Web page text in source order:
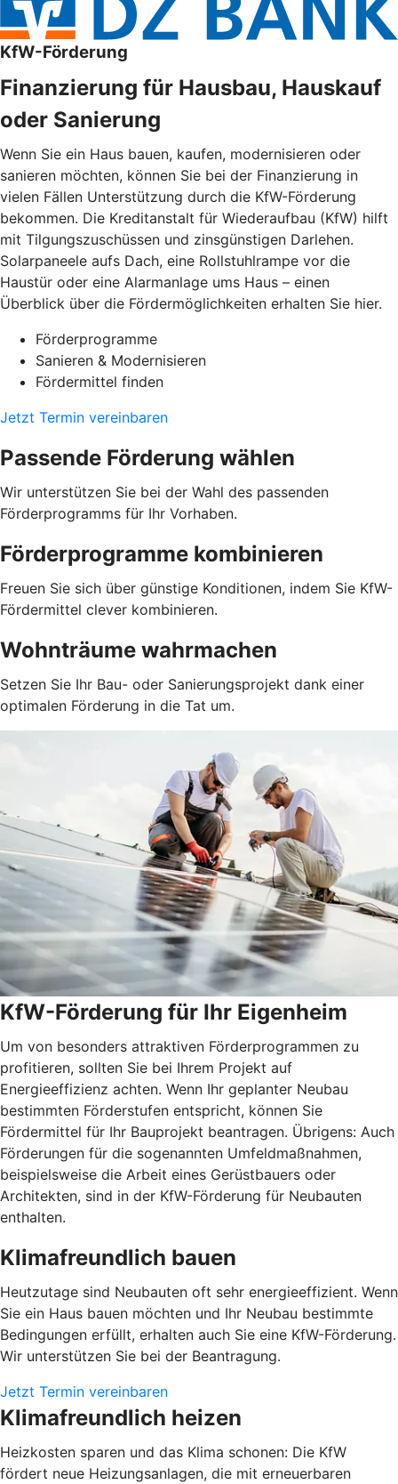
KfW-Förderung
Finanzierung für Hausbau, Hauskauf
oder Sanierung
Wenn Sie ein Haus bauen, kaufen, modernisieren oder
sanieren möchten, können Sie bei der Finanzierung in
vielen Fällen Unterstützung durch die KfW-Förderung
bekommen. Die Kreditanstalt für Wiederaufbau (KfW) hilft
mit Tilgungszuschüssen und zinsgünstigen Darlehen.
Solarpaneele aufs Dach, eine Rollstuhlrampe vor die
Haustür oder eine Alarmanlage ums Haus – einen
Überblick über die Fördermöglichkeiten erhalten Sie hier.
Förderprogramme
Sanieren & Modernisieren
Fördermittel finden
Jetzt Termin vereinbaren
Passende Förderung wählen
Wir unterstützen Sie bei der Wahl des passenden
Förderprogramms für Ihr Vorhaben.
Förderprogramme kombinieren
Freuen Sie sich über günstige Konditionen, indem Sie KfW-
Fördermittel clever kombinieren.
Wohnträume wahrmachen
Setzen Sie Ihr Bau- oder Sanierungsprojekt dank einer
optimalen Förderung in die Tat um.
KfW-Förderung für Ihr Eigenheim
Um von besonders attraktiven Förderprogrammen zu
profitieren, sollten Sie bei Ihrem Projekt auf
Energieeffizienz achten. Wenn Ihr geplanter Neubau
bestimmten Förderstufen entspricht, können Sie
Fördermittel für Ihr Bauprojekt beantragen. Übrigens: Auch
Förderungen für die sogenannten Umfeldmaßnahmen,
beispielsweise die Arbeit eines Gerüstbauers oder
Architekten, sind in der KfW-Förderung für Neubauten
enthalten.
Klimafreundlich bauen
Heutzutage sind Neubauten oft sehr energieeffizient. Wenn
Sie ein Haus bauen möchten und Ihr Neubau bestimmte
Bedingungen erfüllt, erhalten auch Sie eine KfW-Förderung.
Wir unterstützen Sie bei der Beantragung.
Jetzt Termin vereinbaren
Klimafreundlich heizen
Heizkosten sparen und das Klima schonen: Die KfW
fördert neue Heizungsanlagen, die mit erneuerbaren